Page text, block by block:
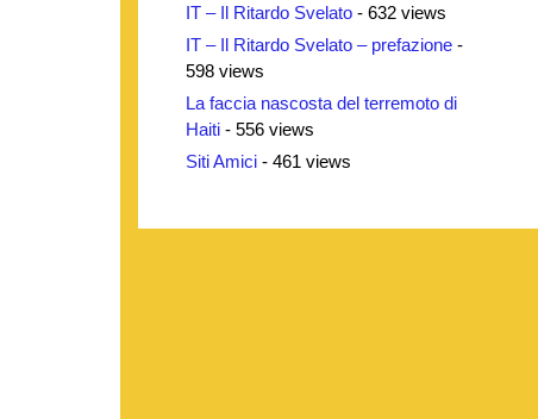
IT – Il Ritardo Svelato - 632 views
IT – Il Ritardo Svelato – prefazione -
598 views
La faccia nascosta del terremoto di
Haiti - 556 views
Siti Amici - 461 views